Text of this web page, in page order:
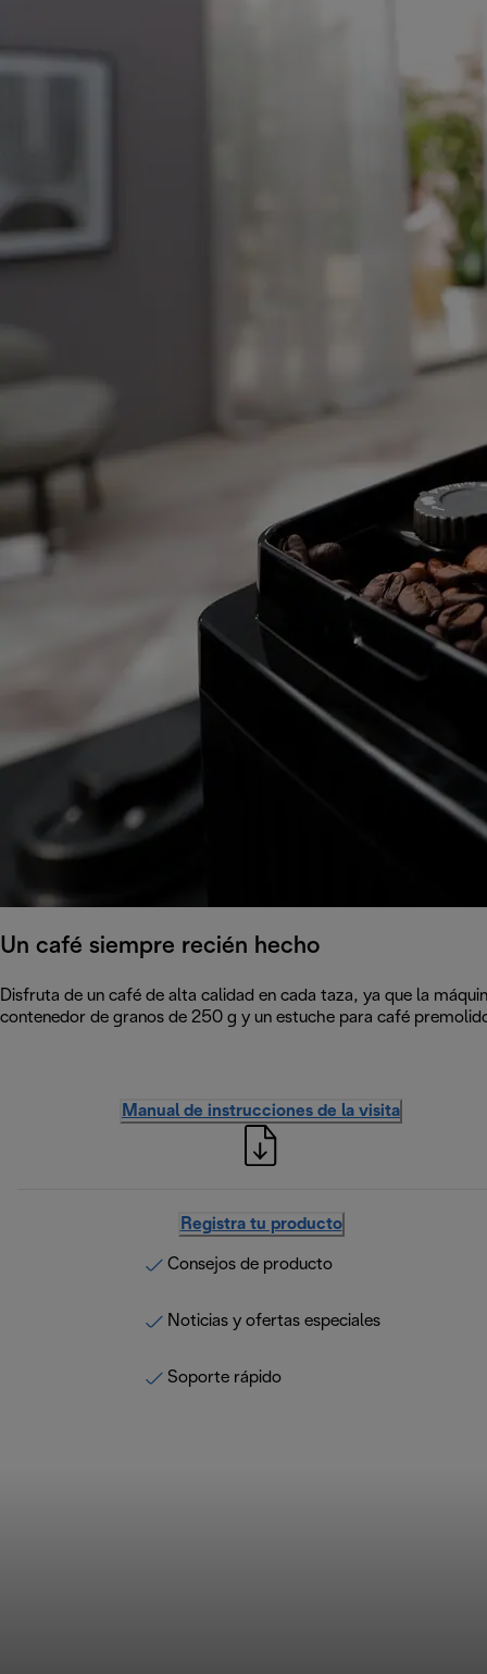
Un café siempre recién hecho
Disfruta de un café de alta calidad en cada taza, ya que la
contenedor de granos de 250 g y un estuche para café
Manual de instrucciones de la visita
Registra tu producto
Consejos de producto
Noticias y ofertas especiales
Soporte rápido